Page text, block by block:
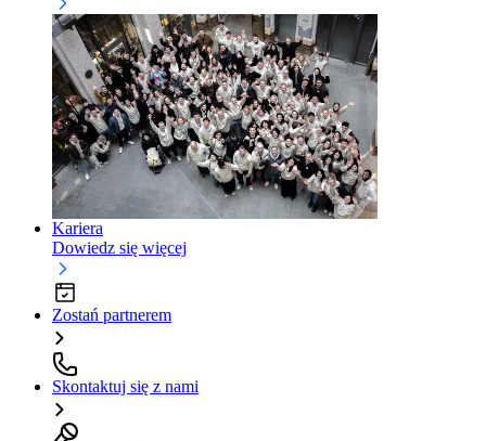
Kariera
Dowiedz się więcej
Zostań partnerem
Skontaktuj się z nami